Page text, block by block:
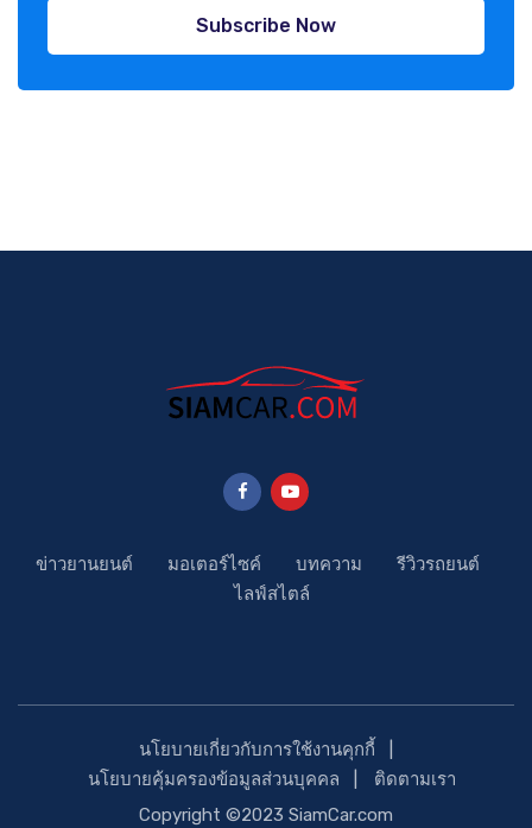
Subscribe Now
ข่าวยานยนต์ มอเตอร์ไซค์ บทความ
รีวิวรถยนต์
ไลฟ์สไตล์
นโยบายเกี่ยวกับการใช้งานคุกกี้
นโยบายคุ้มครองข้อมูลส่วนบุคคล
ติดตามเรา
Copyright ©2023 SiamCar.com